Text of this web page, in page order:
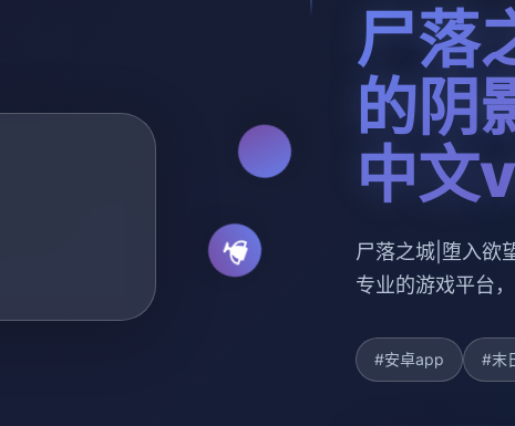
尸落
的阴
中文
尸落之城|堕入欲
专业的游戏平台
#安卓app #末